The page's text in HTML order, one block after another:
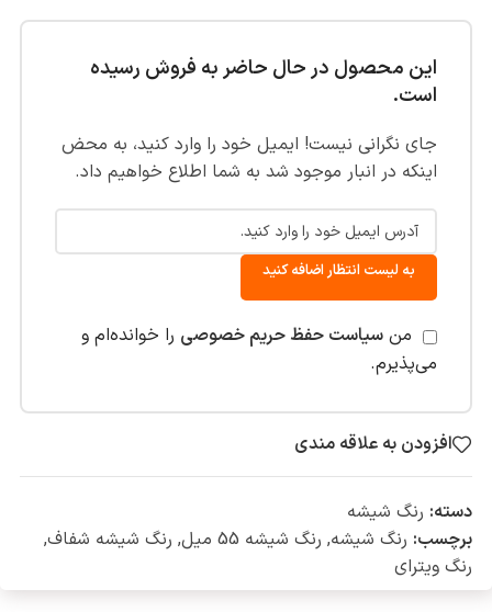
این محصول در حال حاضر به فروش رسیده
است.
جای نگرانی نیست! ایمیل خود را وارد کنید، به محض
اینکه در انبار موجود شد به شما اطلاع خواهیم داد.
به لیست انتظار اضافه کنید
من سیاست حفظ حریم خصوصی را خوانده‌ام و
می‌پذیرم.
افزودن به علاقه مندی
دسته: رنگ شیشه
برچسب: رنگ شیشه, رنگ شیشه 55 میل , رنگ شیشه شفاف,
رنگ ویترای